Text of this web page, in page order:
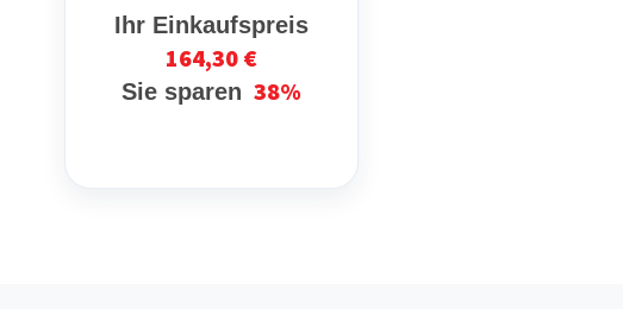
Ihr Einkaufspreis
164,30 €
Sie sparen 38%